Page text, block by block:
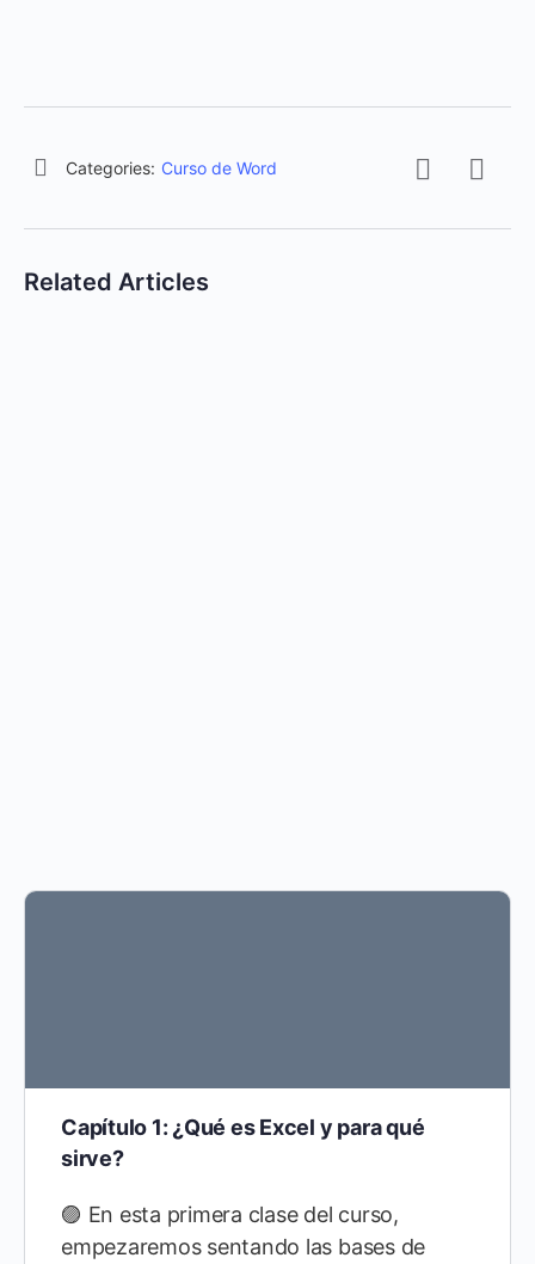
Categories: Curso de Word
Related Articles
Capítulo 1: ¿Qué es Excel y para qué
sirve?
🟣 En esta primera clase del curso,
empezaremos sentando las bases de